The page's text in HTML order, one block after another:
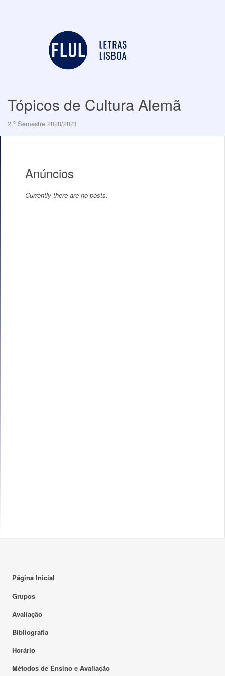
Tópicos de Cultura Alemã
2.º Semestre 2020/2021
Anúncios
Currently there are no posts.
Página Inicial
Grupos
Avaliação
Bibliografia
Horário
Métodos de Ensino e Avaliação